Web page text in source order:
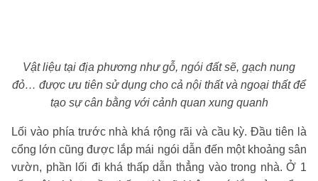
Vật liệu tại địa phương như gỗ, ngói đất sẽ, gạch nung
đỏ… được ưu tiên sử dụng cho cả nội thất và ngoại thất để
tạo sự cân bằng với cảnh quan xung quanh
Lối vào phía trước nhà khá rộng rãi và cầu kỳ. Đầu tiên là
cổng lớn cũng được lắp mái ngói dẫn đến một khoảng sân
vườn, phần lối đi khá thấp dẫn thẳng vào trong nhà. Ở 1